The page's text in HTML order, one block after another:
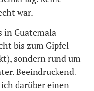
war.
in Guatemala
bis zum Gipfel
sondern rund um
Beeindruckend.
ich darüber einen